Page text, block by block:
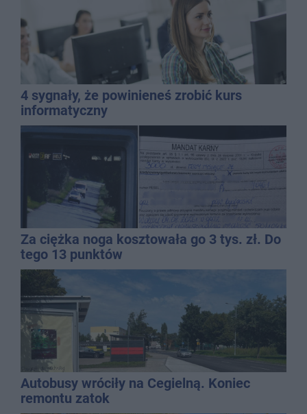
4 sygnały, że powinieneś zrobić kurs
informatyczny
Za ciężka noga kosztowała go 3 tys. zł. Do
tego 13 punktów
Autobusy wróciły na Cegielną. Koniec
remontu zatok